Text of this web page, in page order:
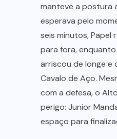
manteve a postura
esperava pelo
seis minutos, Papel
para fora, enquanto
arriscou de longe e
Cavalo de Aço.
com a defesa, o
perigo: Junior
espaço para